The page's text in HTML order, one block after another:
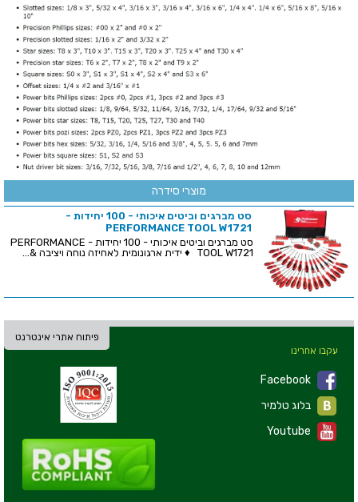
מוצרי סידרה
סט מברגים וביטים איכותי - 100 יחידות -
PERFORMANCE TOOL W1721
סט מברגים וביטים איכותי - 100 יחידות - PERFORMANCE
TOOL W1721 ♦ ידית ארגונומית לאחיזה נוחה ויציבה &...
פיתוח אתרי אינטרנט
עקבו אחרינו
Facebook
Youtube